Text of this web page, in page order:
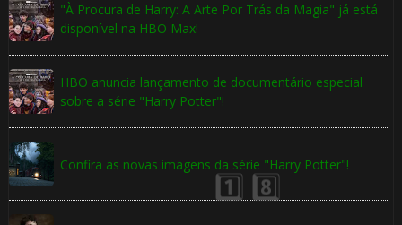
"À Procura de Harry: A Arte Por Trás da Magia" já está
disponível na HBO Max!
HBO anuncia lançamento de documentário especial
sobre a série "Harry Potter"!
Confira as novas imagens da série "Harry Potter"!
🎂
🎈
🎂